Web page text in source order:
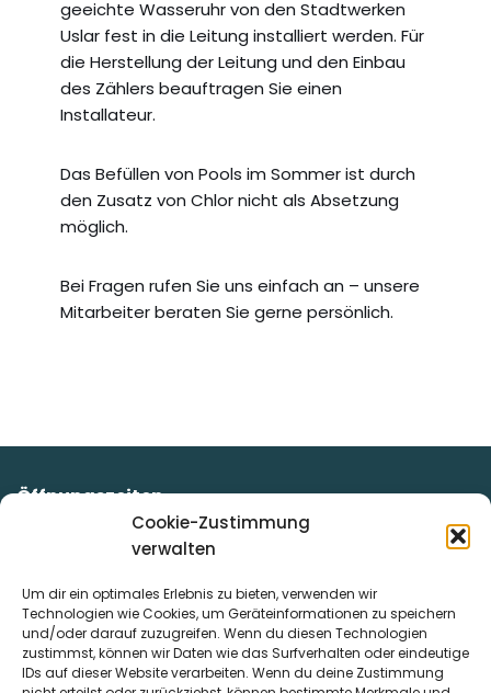
Cookie-Zustimmung
verwalten
Um dir ein optimales Erlebnis zu bieten, verwenden wir
Technologien wie Cookies, um Geräteinformationen zu speichern
und/oder darauf zuzugreifen. Wenn du diesen Technologien
zustimmst, können wir Daten wie das Surfverhalten oder eindeutige
IDs auf dieser Website verarbeiten. Wenn du deine Zustimmung
geeichte Wasseruhr von den Stadtwerken
Uslar fest in die Leitung installiert werden. Für
die Herstellung der Leitung und den Einbau
des Zählers beauftragen Sie einen
Installateur.
Das Befüllen von Pools im Sommer ist durch
den Zusatz von Chlor nicht als Absetzung
möglich.
Bei Fragen rufen Sie uns einfach an – unsere
Mitarbeiter beraten Sie gerne persönlich.
Öffnungszeiten
Unsere Mitarbeiter/innen stehen Ihnen kompetent und
beratend zur Seite!
Dienstag:07:00 – 12:00 Uhr & von 13:00 – 16:00 Uhr
Mittwoch:07:00 – 12:00 Uhr
Donnerstag:07:00 – 12:00 Uhr & von 13:00 – 16:00 Uhr
Freitag:07:00 – 12.00 Uhr